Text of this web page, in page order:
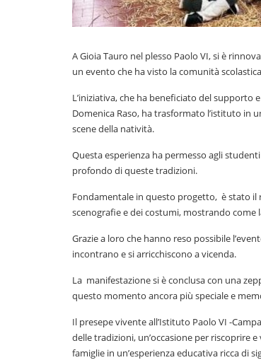
A Gioia Tauro nel plesso Paolo VI, si è
un evento che ha visto la comunità
L’iniziativa, che ha beneficiato del supporto
Domenica Raso, ha trasformato l’istituto in
scene della natività.
Questa esperienza ha permesso agli
profondo di queste tradizioni.
Fondamentale in questo progetto, è stato il
scenografie e dei costumi, mostrando
Grazie a loro che hanno reso possibile
incontrano e si arricchiscono a vicenda.
La manifestazione si è conclusa con una
questo momento ancora più speciale e
Il presepe vivente all’Istituto Paolo VI -
delle tradizioni, un’occasione per riscoprire
famiglie in un’esperienza educativa ricca di